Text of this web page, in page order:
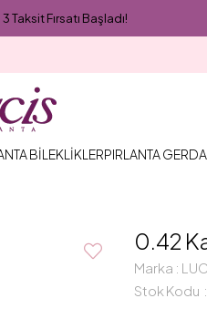
Taksit Fırsatı Başladı!
BİLEKLİKLERPIRLANTA
0.42
Marka :
Stok Kodu